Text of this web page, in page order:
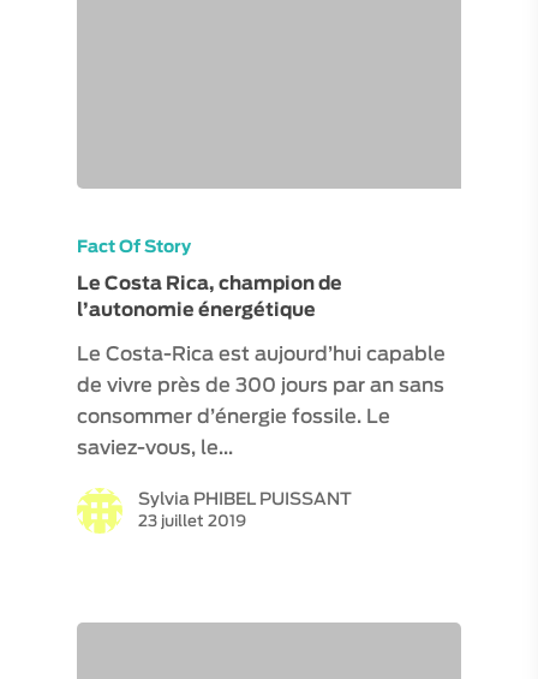
Fact Of Story
Le Costa Rica, champion de
l’autonomie énergétique
Le Costa-Rica est aujourd’hui capable
de vivre près de 300 jours par an sans
consommer d’énergie fossile. Le
saviez-vous, le…
Sylvia PHIBEL PUISSANT
23 juillet 2019